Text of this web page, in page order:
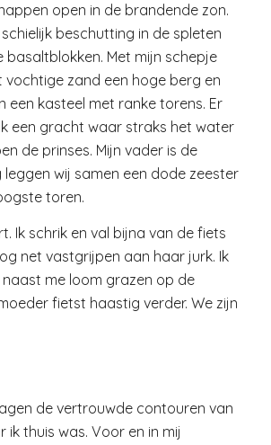
open in de brandende zon.
beschutting in de spleten
basaltblokken. Met mijn schepje
vochtige zand een hoge berg en
een kasteel met ranke torens. Er
een gracht waar straks het water
de prinses. Mijn vader is de
leggen wij samen een dode zeester
toren.
Ik schrik en val bijna van de fiets
net vastgrijpen aan haar jurk. Ik
me loom grazen op de
fietst haastig verder. We zijn
de vertrouwde contouren van
ik thuis was. Voor en in mij